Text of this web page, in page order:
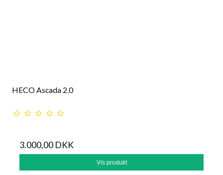
HECO Ascada 2.0
3.000,00 DKK
Vis produkt